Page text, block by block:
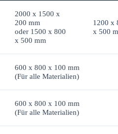
2000 x 1500 x
200 mm
oder 1500 x 800
x 500 mm
1200 x
x 500
600 x 800 x 100 mm
(Für alle Materialien)
600 x 800 x 100 mm
(Für alle Materialien)